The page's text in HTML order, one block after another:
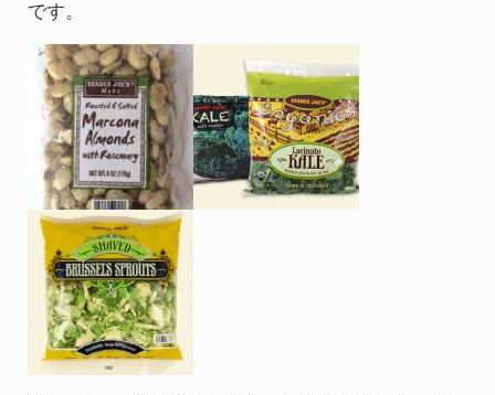
です。